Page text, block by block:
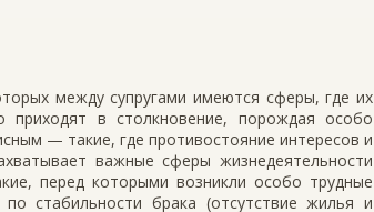
между супругами имеются сферы, где их
приходят в столкновение, порождая особо
— такие, где противостояние интересов и
важные сферы жизнедеятельности
перед которыми возникли особо трудные
стабильности брака (отсутствие жилья и